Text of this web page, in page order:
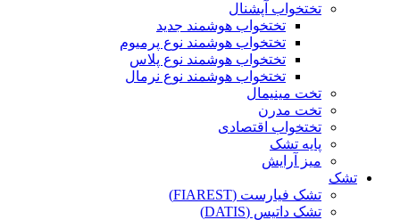
تختخواب آپشنال
تختخواب هوشمند جدید
تختخواب هوشمند نوع پرمیوم
تختخواب هوشمند نوع پلاس
تختخواب هوشمند نوع نرمال
تخت مینیمال
تخت مدرن
تختخواب اقتصادی
پایه تشک
میز آرایش
تشک
تشک فیارست (FIAREST)
تشک داتیس (DATIS)